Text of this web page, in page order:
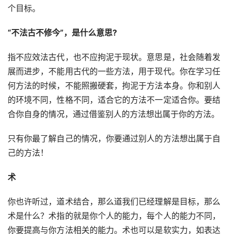
个目标。
“不法古不修今”，是什么意思?
指不应效法古代，也不应拘泥于现状。意思是，社会随着发
展而进步，不能用古代的一些方法，用于现代。你在学习任
何方法的时候，不能照搬硬套，拘泥于方法本身。你和别人
的环境不同，性格不同，适合它的方法不一定适合你。要结
合你自身的情况，通过借鉴别人的方法想出属于你的方法。
只有你最了解自己的情况，你要通过别人的方法想出属于自
己的方法！
术
你也许听过，道术结合，那么道我们已经理解是目标，那么
术是什么？术指的就是你个人的能力，每个人的能力不同，
你要提高与你方法相关的能力。术也可以是软实力，如表达